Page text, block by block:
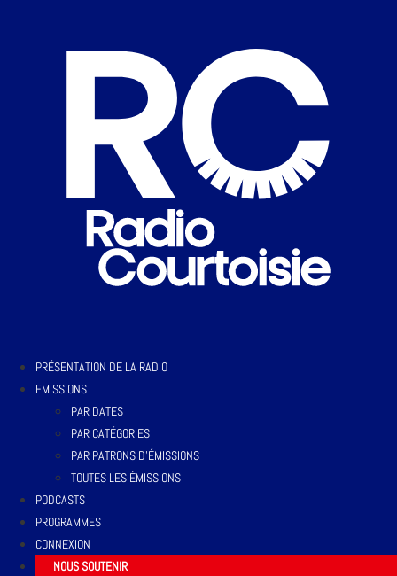
PRÉSENTATION DE LA RADIO
EMISSIONS
PAR DATES
PAR CATÉGORIES
PAR PATRONS D’ÉMISSIONS
TOUTES LES ÉMISSIONS
PODCASTS
PROGRAMMES
CONNEXION
NOUS SOUTENIR